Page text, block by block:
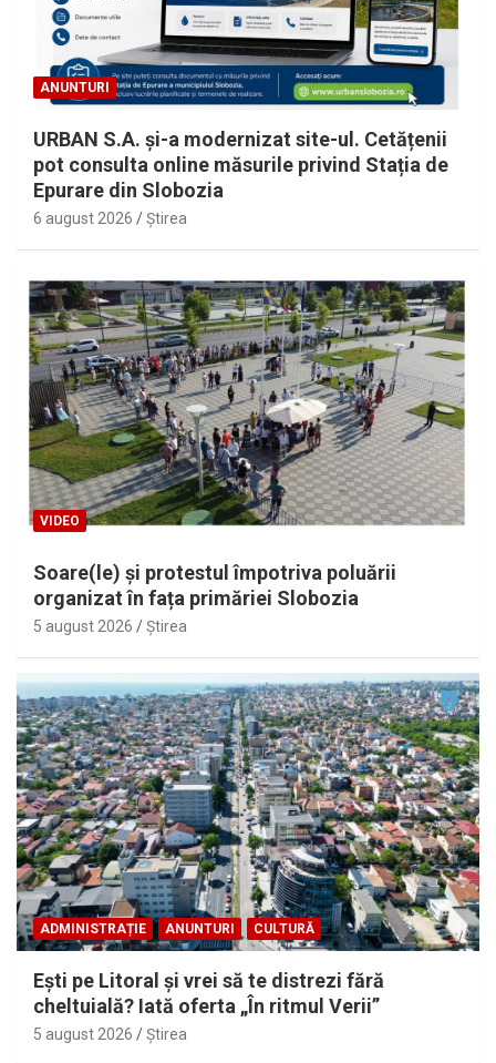
ANUNTURI
URBAN S.A. și-a modernizat site-ul. Cetățenii
pot consulta online măsurile privind Stația de
Epurare din Slobozia
6 august 2026 Ştirea
VIDEO
Soare(le) și protestul împotriva poluării
organizat în fața primăriei Slobozia
5 august 2026 Ştirea
ADMINISTRAȚIE ANUNTURI CULTURĂ
Eşti pe Litoral şi vrei să te distrezi fără
cheltuială? Iată oferta „În ritmul Verii”
5 august 2026 Ştirea